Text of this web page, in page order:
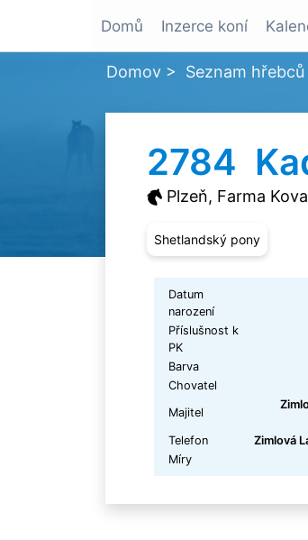
Domů Inzerce koní
Domov > Seznam hřebců
2784
Plzeň, Farma
Shetlandský pony
Datum
narození
Příslušnost k
PK
Barva
Chovatel
Majitel
Telefon
Zimlová
Míry